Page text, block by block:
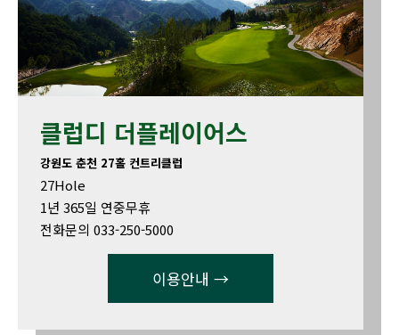
클럽디 더플레이어스
강원도 춘천 27홀 컨트리클럽
27Hole
1년 365일 연중무휴
전화문의 033-250-5000
이용안내 →